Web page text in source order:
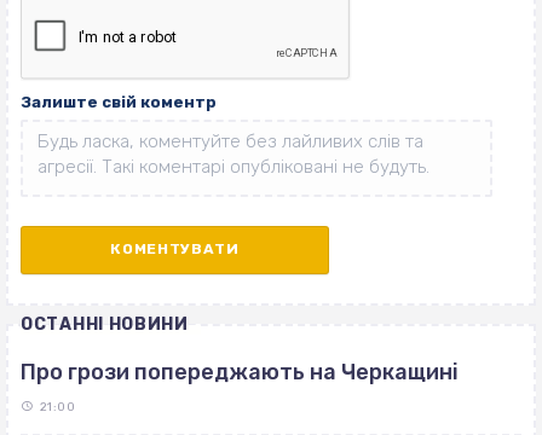
Залиште свій коментр
ОСТАННІ НОВИНИ
Про грози попереджають на Черкащині
21:00